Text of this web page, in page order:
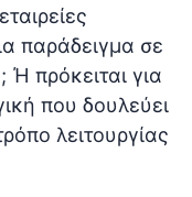
παράδειγμα σε
Ή πρόκειται για
που δουλεύει
λειτουργίας